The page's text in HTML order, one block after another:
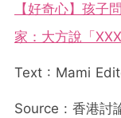
【好奇心】孩子
家：大方說「
Text : Mami
Source : 香港討